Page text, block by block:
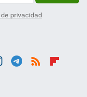
privacidad